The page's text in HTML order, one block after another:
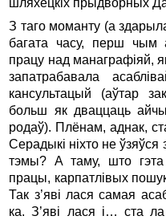
З таго моманту (а
багата часу, перш чым
працу над манаграфіяй,
запатрабавала
кансультацый (аўтар
больш як дваццаць
родаў). Плёнам, аднак,
Серадыкі ніхто не ўзяўся
тэмы? А таму, што гэта
працы, карпатлівых
Так з’яві лася самая
ка. З’яві лася і… ста